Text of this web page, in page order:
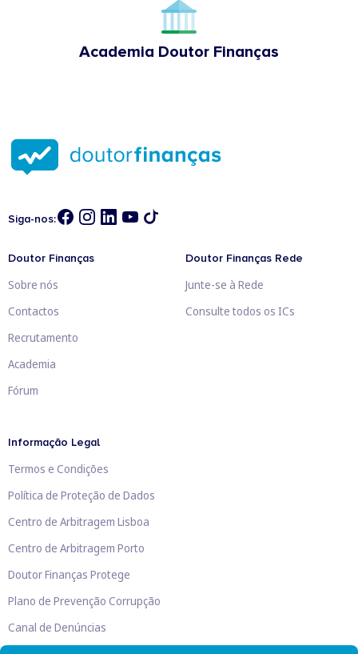
Academia Doutor Finanças
Siga-nos:
Doutor Finanças
Sobre nós
Contactos
Recrutamento
Academia
Fórum
Doutor Finanças Rede
Junte-se à Rede
Consulte todos os ICs
Informação Legal
Termos e Condições
Política de Proteção de Dados
Centro de Arbitragem Lisboa
Centro de Arbitragem Porto
Doutor Finanças Protege
Plano de Prevenção Corrupção
Canal de Denúncias